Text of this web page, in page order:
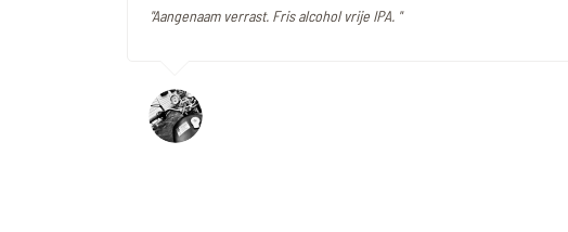
"Aangenaam verrast. Fris alcohol vrije IPA. "